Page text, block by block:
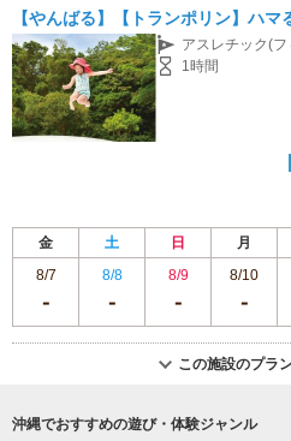
【やんばる】【トランポリン】ハ
アスレチック(
1時間
金 土 日 月
8/7
8/8 8/9 8/10
この施設のプラ
沖縄でおすすめの遊び・体験ジャンル